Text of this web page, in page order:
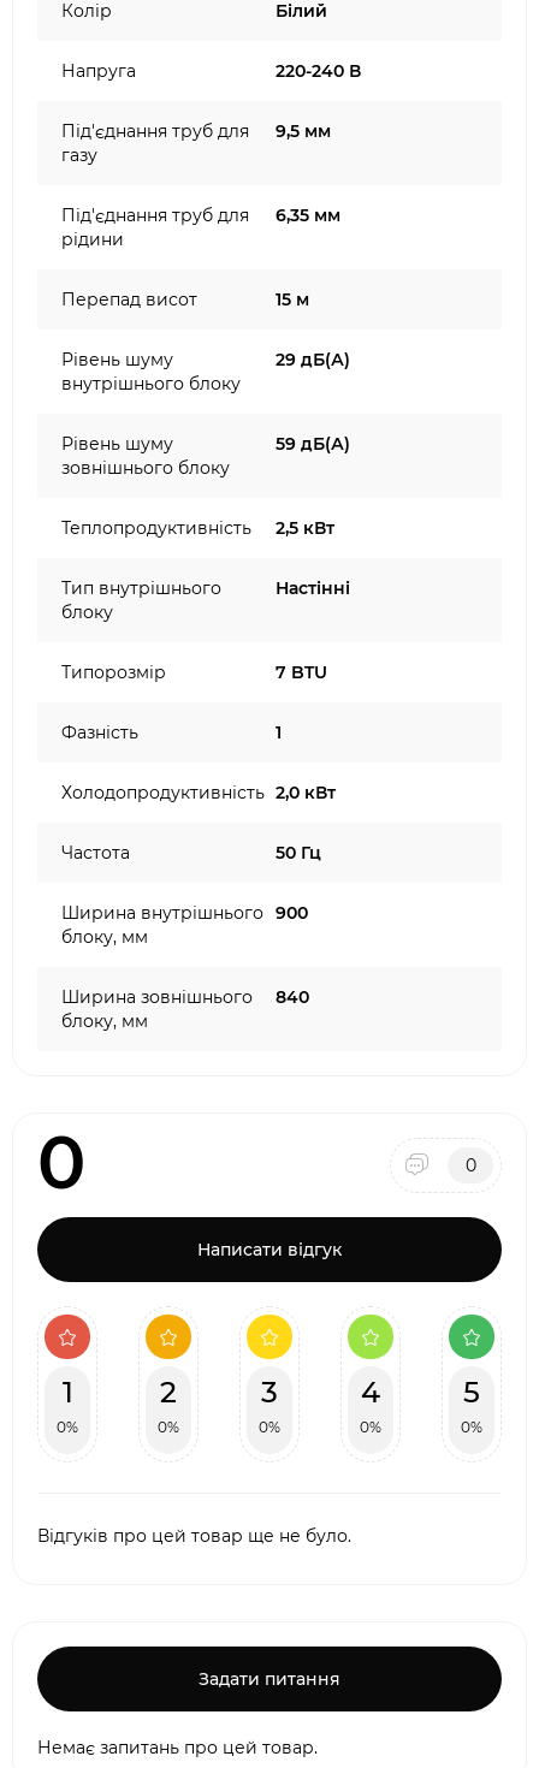
Колір Білий
Напруга 220-240 В
Під'єднання труб для
газу
9,5 мм
Під'єднання труб для
рідини
6,35 мм
Перепад висот 15 м
Рівень шуму
внутрішнього блоку
29 дБ(А)
Рівень шуму
зовнішнього блоку
59 дБ(А)
Теплопродуктивність 2,5 кВт
Тип внутрішнього
блоку
Настінні
Типорозмір 7 BTU
Фазність 1
Холодопродуктивність 2,0 кВт
Частота 50 Гц
Ширина внутрішнього
блоку, мм
900
Ширина зовнішнього
блоку, мм
840
0 0
Написати відгук
1
0%
2
0%
3
0%
4
0%
5
0%
Відгуків про цей товар ще не було.
Задати питання
Немає запитань про цей товар.